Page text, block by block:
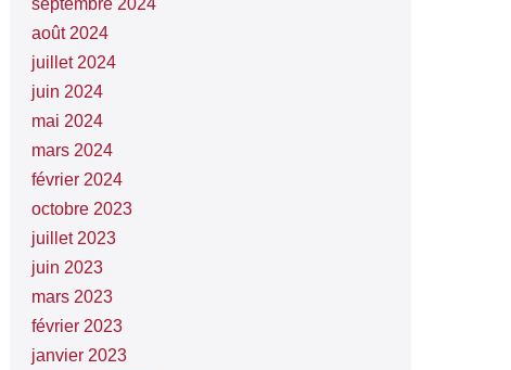
septembre 2024
août 2024
juillet 2024
juin 2024
mai 2024
mars 2024
février 2024
octobre 2023
juillet 2023
juin 2023
mars 2023
février 2023
janvier 2023